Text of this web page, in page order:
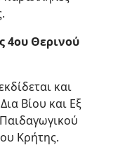
4ου Θερινού
και
Βίου και Εξ
Κρήτης.